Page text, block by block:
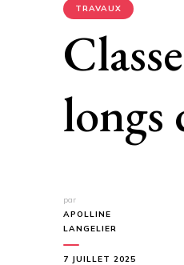
TRAVAUX
longs
par
APOLLINE
LANGELIER
7 JUILLET 2025